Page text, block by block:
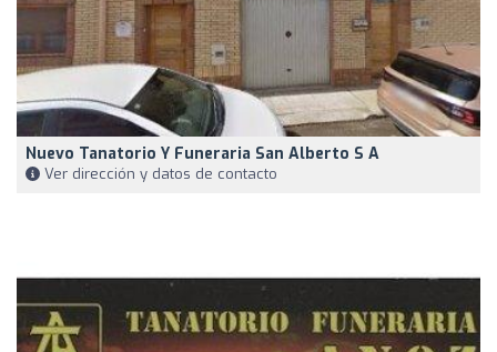
Nuevo Tanatorio Y Funeraria San Alberto S A
Ver dirección y datos de contacto